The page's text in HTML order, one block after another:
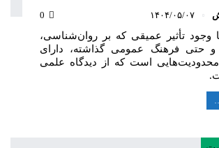
۱۴۰۴/۰۵/۰۷
وجود تأثیر عمیقی که بر روان‌شناسی،
و حتی فرهنگ عمومی گذاشته، دارای
است که از دیدگاه علمی